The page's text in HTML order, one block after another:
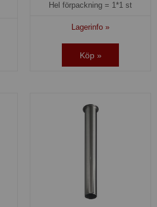
Hel förpackning = 1*1 st
Lagerinfo »
Köp »